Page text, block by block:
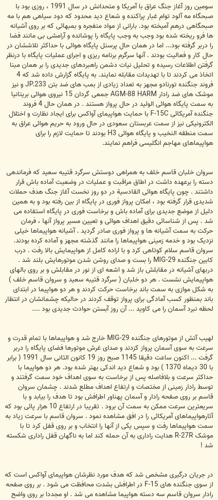
سومین روز آغاز جنگ عراق با آمریکا و متحدانش در سال 1991 ، روزی بود با
صبحگاه مه آلود توام غبار پراکنده و شعاع دید محدود که دود سیاهی هم با مه
صبحگاهی درهم آمیخته بود. بارانی از مواد منفجره و بمبهائی که بر روی آشیانه
ها فرو ریخته شده بود وجب به وجب پایگاه را پوشانده و آرامشی بی مانند فضا
را دربر گرفته بود... اما در همان حال پرسنل پایگاه هوائی با حداکثر تلاششان در
حال کار و فعالیت بودند . آنها سرگرم برنامه ریزی و اجرای عملیات پایگاه با درنظر
گرفتن اطلاعات رسیده و تحلیل نیات دشمن راهبردهای جدیدی را بر همان مبنا
اتخاذ می کردند تا با تهدیدات مقابله نمایند. به پایگاه گزارش داده شد که 4
فروند جنگنده تورنادو مجهز به تعداد زیادی از بمب های ضد بتن JP.233 و نیز
موشک های ضد رادار AGM-88 HARM جمعی گردان 15 نیروی هوائی بریتانیا
به سمت پایگاه هوائی الولید در حال پرواز هستند . در همان حال 4 فروند
جنگنده آمریکائی F-15C با حمایت هواپیمای آواکس برای ایجاد نظارت و اختلال
الکترونیکی نیز از سمت عربستان سعودی در حال ورود به حریم هوائی عراق به
سمت منطقه النخیب و پایگاه هوائی H3 بودند تا حمایت لازم را برای
هواپیماهای مهاجم انگلیسی فراهم نمایند.
سروان خلبان قاسم خلف به همراهی دوستش سرگرد قتیبه سعید که فرماندهی
دسته را برعهده داشت در اطاق مراقبت و عملیات در وضعیت آماده باش قرار
داشتند . چون پایگاه هوائی القادسية در دو روز نخست آغاز جنگ هدف حملات
شدیدی قرار گرفته بود ، امکان پرواز فوری در پایگاه از بین رفته بود و به همین
دلیل از موضع جدیدی برای آماده باش و برخاست فوری در پایگاه استفاده می
شد . پس از شناسائی دقیق اهداف هوائی و تعیین مسیر پرواز آنها ، فرمان
حرکت به سمت آشیانه ها و پرواز فوری صادر گردید . آشیانه هواپیماها خیلی
نزدیک بود و خدمه زمینی هواپیماها را مانند گذشته مجهز و آماده کرده بودند.
سروان قاسم سلام کوتاهی کرد و با اراده کامل از هواپیمایش بالا رفت . درب
کابین جنگنده MIG-29 را بست و صدای روشن شدن موتورهایش بلند شد .
دربهای آشیانه در مقابلش باز شد و اشعه ای از نور در مقابلش و بر روی بالهای
هواپیمایش نشست . هر دو خلبان ( سرگرد قتیبه سعید و سروان قاسم خلف )
به شکل موازی به سمت باند برخاست حرکت کردند و هر دو هواپیما در ابتدای
باند بمنظور کسب آمادگی برای پرواز توقف کردند در حالیکه چشمانشان در انتظار
لحظه نبرد آسمان را می کاوید ... آن روز آبستن حوادث جدیدی بود ....
لهیب آتش از موتورهای جنگنده MIG-29 خارج شد و هواپیماها با تمام قدرت و
سرعت به سوی آسمان پرواز کزدند و صدای غرش موتورها فضای پایگاه را دربر
گرفت ... اکنون ساعت دقیقا 1145 صبح روز 19 کانون الثانی سال 1991 ( برابر
با 30 دیماه 1370 ) بود و شعاع دید اندکی بهتر شده بود. هر دو هواپیما با
حداکثر سرعت و بلافاصله پس از برخاست به سوی اهداف خود سمت گرفتند و
توسط رادار زمینی از مختصات و ارتفاع اهداف مطلع شدند . چشمان سروان
قاسم بر روی صفحه رادار و آسمان پهناور اطرافش بود تا هدف را بیابد و با
سریعترین سرعت ممکن به سمت آن برود . تقریبا در ارتفاع 10 هزار پائی بود که
آثارهواپیماهای آمریکائی را در افق مشاهده نمود . سروان قاسم با سرعت زیاد به
سمت هواپیماها رفت و سپس یکی از آنها را انتخاب و بر روی قفل کرد تا با
موشک R-27R هدایت راداری به آن حمله کند اما به ناگهان قفل راداری شکسته
شد !
در جریان درگیری مشخص شد که هدف مورد نظرشان هواپیمای آواکس است که
از سوی جنگنده های F-15 در اطرافش بشدت محافظت می شود . بر روی صفحه
رادار سروان قاسم سه دسته هواپیما مشاهده می شد . او مجددا بر روی واضح